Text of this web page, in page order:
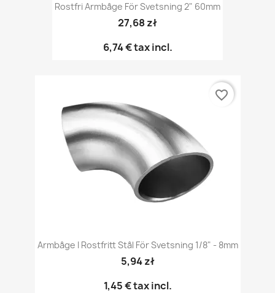
Rostfri Armbåge För Svetsning 2" 60mm
27,68 zł
6,74 €tax incl.
Armbåge I Rostfritt Stål För Svetsning 1/8" - 8mm
5,94 zł
1,45 €tax incl.
favorite_border